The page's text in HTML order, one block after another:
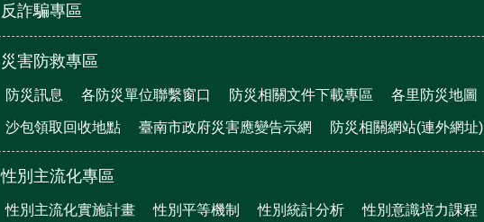
反詐騙專區
災害防救專區
防災訊息 各防災單位聯繫窗口 防災相關文件下載專區 各里防災地圖
沙包領取回收地點 臺南市政府災害應變告示網 防災相關網站(連外網址)
性別主流化專區
性別主流化實施計畫 性別平等機制 性別統計分析 性別意識培力課程